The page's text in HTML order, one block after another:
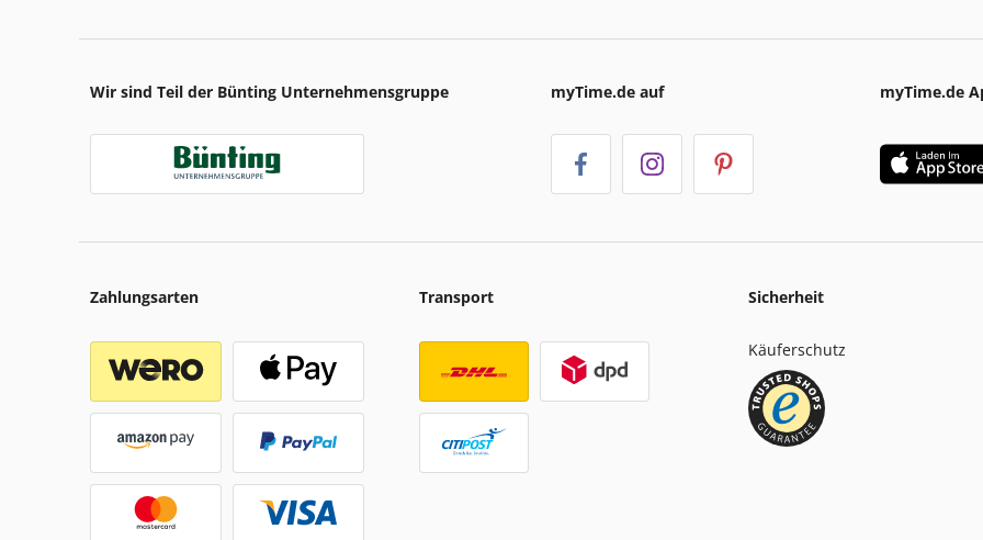
Wir sind Teil der Bünting Unternehmensgruppe myTime.de auf myTime.de
Zahlungsarten Transport Sicherheit
Käuferschutz